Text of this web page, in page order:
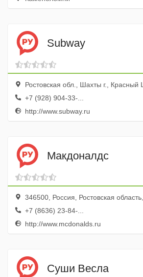
Subway
Ростовская обл., Шахты г., Красный Шахтер пер.,
+7 (928) 904-33-...
http://www.subway.ru
Макдоналдс
346500, Россия, Ростовская область, Шахты,
+7 (8636) 23-84-...
http://www.mcdonalds.ru
Суши Весла